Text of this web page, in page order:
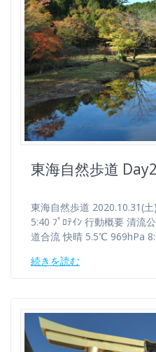
東海自然歩道
東海自然歩道 2020.10.31(
5:40 ﾌﾟﾛﾃｲﾝ 行動概要 清流
道合流 快晴 5.5℃ 969hPa
続きを読む